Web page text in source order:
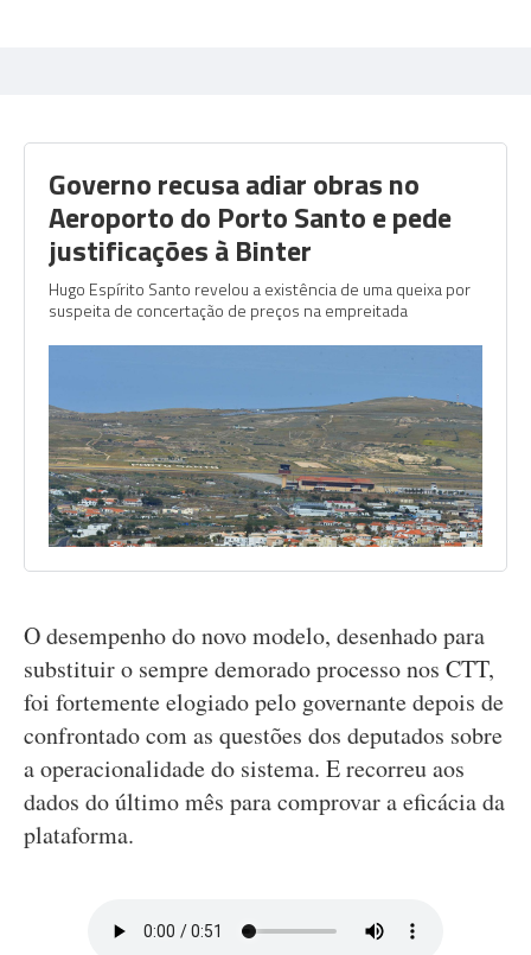
Governo recusa adiar obras no
Aeroporto do Porto Santo e pede
justificações à Binter
Hugo Espírito Santo revelou a existência de uma queixa por
suspeita de concertação de preços na empreitada
O desempenho do novo modelo, desenhado para
substituir o sempre demorado processo nos CTT,
foi fortemente elogiado pelo governante depois de
confrontado com as questões dos deputados sobre
a operacionalidade do sistema. E recorreu aos
dados do último mês para comprovar a eficácia da
plataforma.